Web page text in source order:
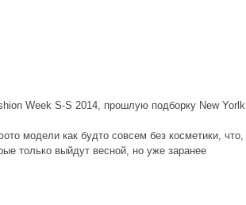
Week S-S 2014, прошлую подборку New Yorlk
модели как будто совсем без косметики, что,
только выйдут весной, но уже заранее